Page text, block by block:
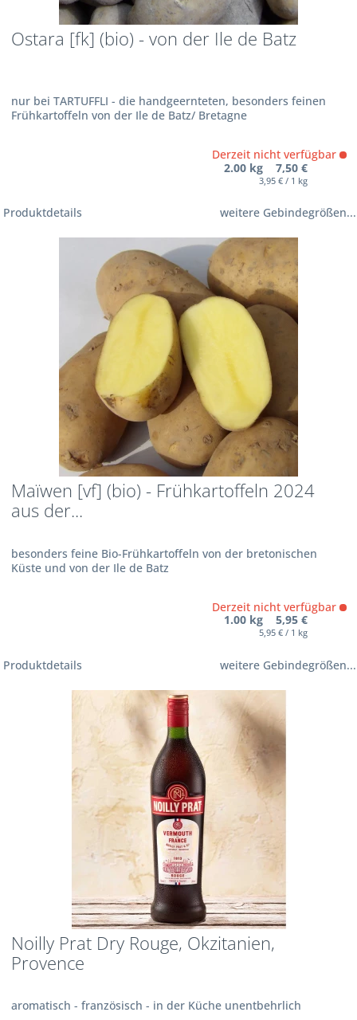
Ostara [fk] (bio) - von der Ile de Batz
nur bei TARTUFFLI - die handgeernteten, besonders feinen
Frühkartoffeln von der Ile de Batz/ Bretagne
Derzeit nicht verfügbar
2.00 kg 7,50 €
3,95 € / 1 kg
Produktdetails weitere Gebindegrößen...
Maïwen [vf] (bio) - Frühkartoffeln 2024
aus der...
besonders feine Bio-Frühkartoffeln von der bretonischen
Küste und von der Ile de Batz
Derzeit nicht verfügbar
1.00 kg 5,95 €
5,95 € / 1 kg
Produktdetails weitere Gebindegrößen...
Noilly Prat Dry Rouge, Okzitanien,
Provence
aromatisch - französisch - in der Küche unentbehrlich